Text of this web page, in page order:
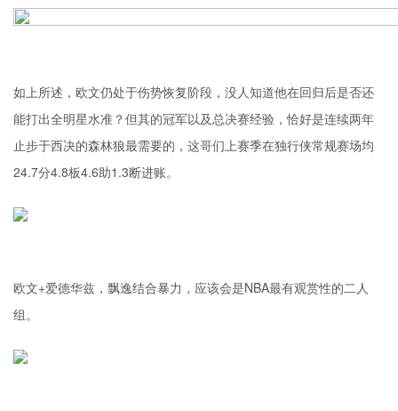
如上所述，欧文仍处于伤势恢复阶段，没人知道他在回归后是否还
能打出全明星水准？但其的冠军以及总决赛经验，恰好是连续两年
止步于西决的森林狼最需要的，这哥们上赛季在独行侠常规赛场均
24.7分4.8板4.6助1.3断进账。
欧文+爱德华兹，飘逸结合暴力，应该会是NBA最有观赏性的二人
组。